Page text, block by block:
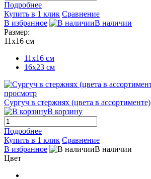
Подробнее
Купить в 1 клик Сравнение
В избранное
В наличии
Размер:
11х16 см
11х16 см
16x23 см
просмотр
Сургуч в стержнях (цвета в ассортименте)
В корзину
Подробнее
Купить в 1 клик Сравнение
В избранное
В наличии
Цвет